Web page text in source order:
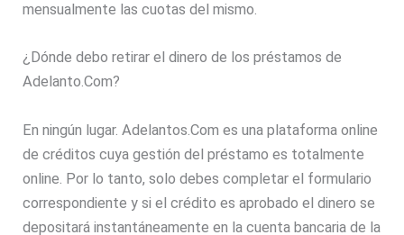
mensualmente las cuotas del mismo.
¿Dónde debo retirar el dinero de los préstamos de
Adelanto.Com?
En ningún lugar. Adelantos.Com es una plataforma online
de créditos cuya gestión del préstamo es totalmente
online. Por lo tanto, solo debes completar el formulario
correspondiente y si el crédito es aprobado el dinero se
depositará instantáneamente en la cuenta bancaria de la